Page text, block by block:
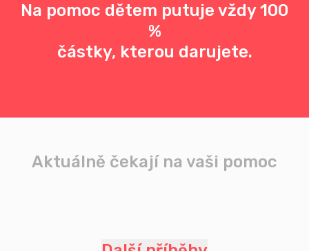
Na pomoc dětem putuje vždy 100
%
částky, kterou darujete.
Aktuálně čekají na vaši pomoc